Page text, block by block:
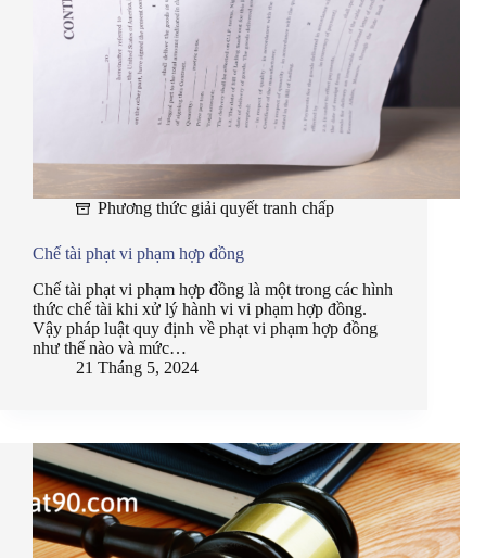
Phương thức giải quyết tranh chấp
Chế tài phạt vi phạm hợp đồng
Chế tài phạt vi phạm hợp đồng là một trong các hình
thức chế tài khi xử lý hành vi vi phạm hợp đồng.
Vậy pháp luật quy định về phạt vi phạm hợp đồng
như thế nào và mức…
21 Tháng 5, 2024